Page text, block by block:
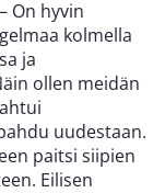
On hyvin
kolmella
ja
ollen meidän
uudestaan.
paitsi siipien
Eilisen